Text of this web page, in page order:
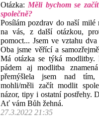
Otázka: Měli bychom se
společně?
Posílám pozdrav do naší milé
na vás, z další otázkou,
pomoct... Jsem ve vztahu
Oba jsme věřící a
Má otázka se týká
pádem aj modlitba
přemýšlela jsem nad
mohli/měli začít modlit
názor, tipy i ostatní postřehy.
Ať vám Bůh žehná.
27.3.2022 21:35